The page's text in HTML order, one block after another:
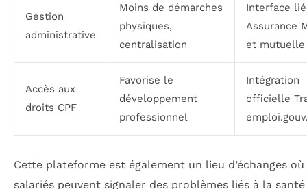
Gestion
administrative
Moins de démarches
physiques,
centralisation
Interface
Assurance
et mutuelle
Accès aux
droits CPF
Favorise le
développement
professionnel
Intégration
officielle
Cette plateforme est également un lieu d’échanges où
salariés peuvent signaler des problèmes liés à la